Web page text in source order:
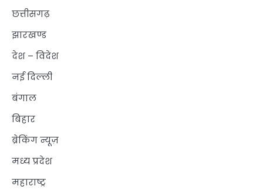
छत्तीसगढ़
झारखण्ड
देश – विदेश
नई दिल्ली
बंगाल
बिहार
ब्रेकिंग न्यूज़
मध्य प्रदेश
महाराष्ट्र